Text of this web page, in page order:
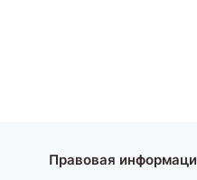
Правовая